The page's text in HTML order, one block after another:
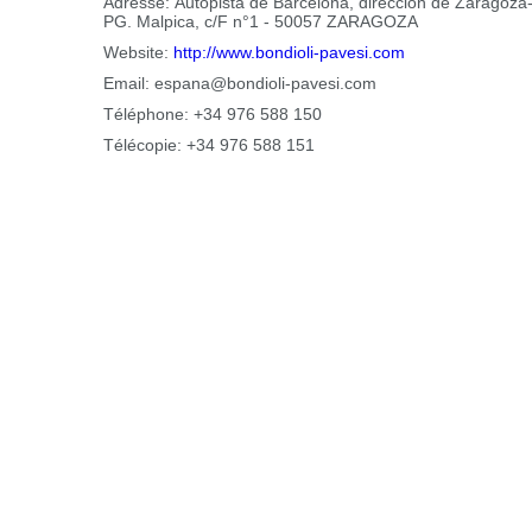
PG. Malpica, c/F n°1 - 50057 ZARAGOZA
Website: http://www.bondioli-pavesi.com
Email: espana@bondioli-pavesi.com
Téléphone: +34 976 588 150
Télécopie: +34 976 588 151